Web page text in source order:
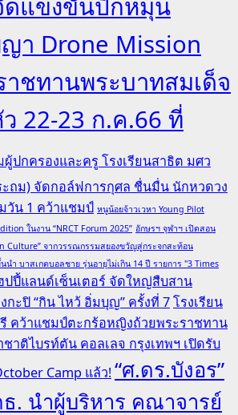
า Drone Mission
าชทานพระบาทสมเด็จ
22-23 ก.ค.66 ที่
ปกครองและครู โรงเรียนสาธิต มศว
ถม) จัดกอล์ฟการกุศล ชื่นมื่น นักหวดวง
วัน 1 คว้าแชมป์ หนูน้อยจ้าวเวหา Young Pilot
ในงาน “NRCT Forum 2025” อักษรฯ จุฬาฯ เปิดสอน
Culture” จากวรรณกรรมสยองขวัญสู่กระจกสะท้อน
ำ บาสเกตบอลชาย รุ่นอายุไม่เกิน 14 ปี รายการ "3 Times
ปปี้แลนด์เซ็นเตอร์ จัดใหญ่สืบสาน
กะปิ “กิน ไหว้ อิ่มบุญ” ครั้งที่ 7โรงเรียน
คว้าแชมป์ตะกร้อหญิงถ้วยพระราชทาน
ชาติไบรท์ตัน คอลเลจ กรุงเทพฯ เปิดรับ
Camp แล้ว!“ศ.ดร.บังอร”
. นำผู้บริหาร คณาจารย์